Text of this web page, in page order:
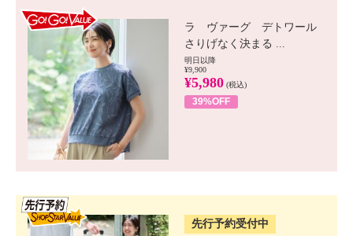
ラ ヴァーグ デトワール
さりげなく決まる ...
明日以降
¥9,900
¥5,980 (税込)
39%OFF
先行予約受付中